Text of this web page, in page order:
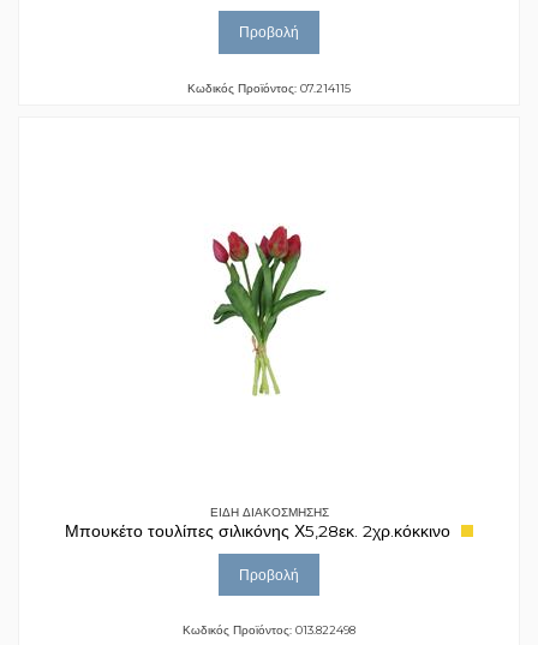
Προβολή
Κωδικός Προϊόντος: 07.214115
ΕΙΔΗ ΔΙΑΚΟΣΜΗΣΗΣ
Μπουκέτο τουλίπες σιλικόνης Χ5,28εκ. 2χρ.κόκκινο
Προβολή
Κωδικός Προϊόντος: 013.822498